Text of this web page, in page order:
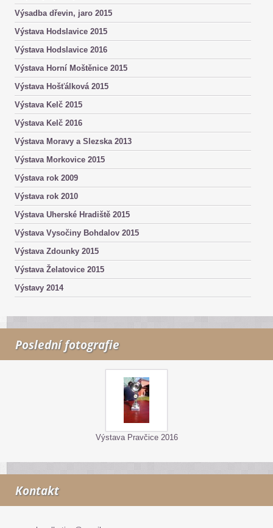
Výsadba dřevin, jaro 2015
Výstava Hodslavice 2015
Výstava Hodslavice 2016
Výstava Horní Moštěnice 2015
Výstava Hošťálková 2015
Výstava Kelč 2015
Výstava Kelč 2016
Výstava Moravy a Slezska 2013
Výstava Morkovice 2015
Výstava rok 2009
Výstava rok 2010
Výstava Uherské Hradiště 2015
Výstava Vysočiny Bohdalov 2015
Výstava Zdounky 2015
Výstava Želatovice 2015
Výstavy 2014
Poslední fotografie
Výstava Pravčice 2016
Kontakt